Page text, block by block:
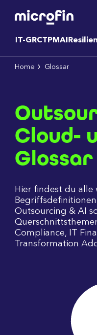
IT-GRCTPMAI
Home Glossar
Cloud-
Glossar
Hier findest du alle
Outsourcing & AI
Compliance, IT
Transformation